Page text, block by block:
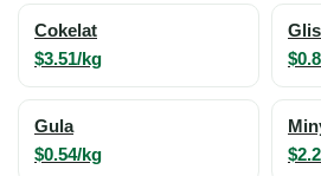
Cokelat
$3.51/kg
Gula
$0.54/kg